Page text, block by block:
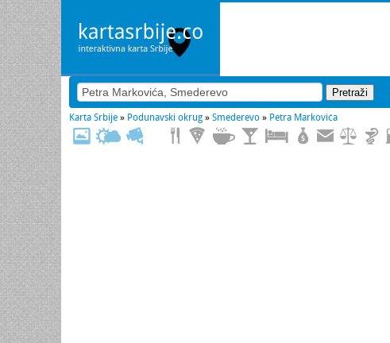
Karta Srbije » Podunavski okrug » Smederevo » Petra Markovića